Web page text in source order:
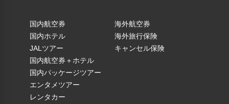
国内航空券
国内ホテル
JALツアー
国内航空券＋ホテル
国内パッケージツアー
エンタメツアー
レンタカー
海外航空券
海外旅行保険
キャンセル保険